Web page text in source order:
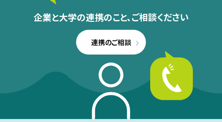
企業と大学の連携のこと、ご相談ください
連携のご相談